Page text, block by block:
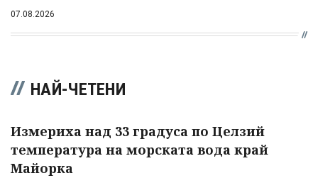
07.08.2026
НАЙ-ЧЕТЕНИ
Измериха над 33 градуса по Целзий
температура на морската вода край
Майорка